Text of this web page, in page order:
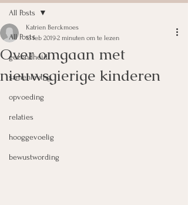
All Posts
gezondheid
samenleving
opvoeding
relaties
hooggevoelig
bewustwording
All Posts
Over omgaan met
nieuwsgierige kinderen
Katrien Berckmoes
13 feb 20192 minuten om te lezen